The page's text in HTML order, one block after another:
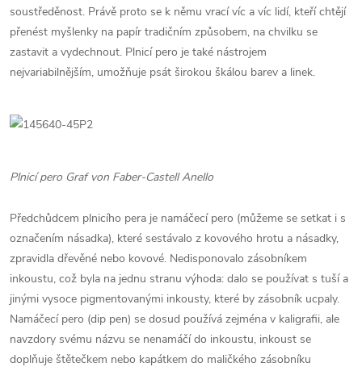
soustředěnost. Právě proto se k němu vrací víc a víc lidí, kteří chtějí
přenést myšlenky na papír tradičním způsobem, na chvilku se
zastavit a vydechnout. Plnicí pero je také nástrojem
nejvariabilnějším, umožňuje psát širokou škálou barev a linek.
Plnicí pero Graf von Faber-Castell Anello
Předchůdcem plnicího pera je namáčecí pero (můžeme se setkat i s
označením násadka), které sestávalo z kovového hrotu a násadky,
zpravidla dřevěné nebo kovové. Nedisponovalo zásobníkem
inkoustu, což byla na jednu stranu výhoda: dalo se používat s tuší a
jinými vysoce pigmentovanými inkousty, které by zásobník ucpaly.
Namáčecí pero (dip pen) se dosud používá zejména v kaligrafii, ale
navzdory svému názvu se nenamáčí do inkoustu, inkoust se
doplňuje štětečkem nebo kapátkem do maličkého zásobníku